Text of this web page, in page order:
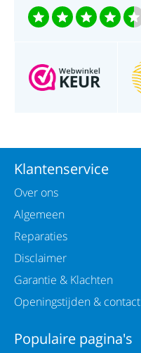
Klantenservice
Over ons
Algemeen
Reparaties
Disclaimer
Garantie & Klachten
Openingstijden & contact
Populaire pagina's